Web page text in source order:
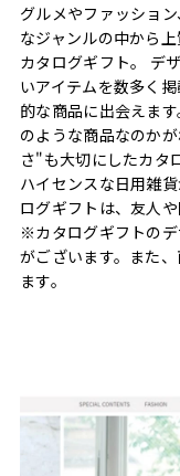
グルメやファッショ
なジャンルの中から
カタログギフト。 デ
いアイテムを数多く
的な商品に出会えま
のような商品なのか
さ"も大切にしたカタ
ハイセンスな日用雑
ログギフトは、友人
※カタログギフトの
がございます。また
ます。